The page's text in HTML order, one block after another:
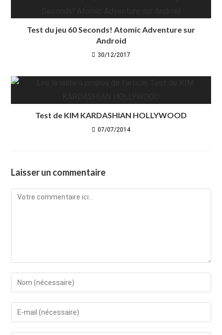
Test du jeu 60 Seconds! Atomic Adventure sur
Android
30/12/2017
Test de KIM KARDASHIAN HOLLYWOOD
07/07/2014
Laisser un commentaire
Comment
Enter
your
name
Enter
your
email